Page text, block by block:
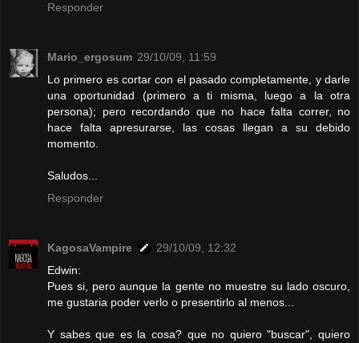
Responder
Mario_ergosum 29/10/09, 11:59
Lo primero es cortar con el pasado completamente, y darle
una oportunidad (primero a ti misma, luego a la otra
persona); pero recordando que no hace falta correr, no
hace falta apresurarse, las cosas llegan a su debido
momento.
Saludos...
Responder
KagosaVampire
29/10/09, 12:32
Edwin:
Pues si, pero aunque la gente no muestre su lado oscuro,
me gustaria poder verlo o presentirlo al menos...
Y sabes que es la cosa? que no quiero "buscar", quiero